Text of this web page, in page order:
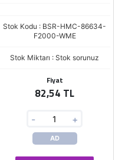
Stok Kodu : BSR-HMC-86634-
F2000-WME
Stok Miktarı : Stok sorunuz
Fiyat
82,54 TL
- +
AD